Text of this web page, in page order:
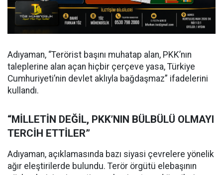
Adıyaman, “Terörist başını muhatap alan, PKK’nın
taleplerine alan açan hiçbir çerçeve yasa, Türkiye
Cumhuriyeti’nin devlet aklıyla bağdaşmaz” ifadelerini
kullandı.
“MİLLETİN DEĞİL, PKK’NIN BÜLBÜLÜ OLMAYI
TERCİH ETTİLER”
Adıyaman, açıklamasında bazı siyasi çevrelere yönelik
ağır eleştirilerde bulundu. Terör örgütü elebaşının